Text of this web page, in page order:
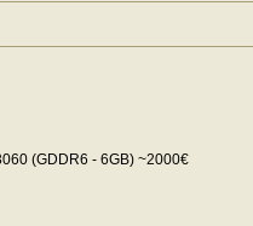
(GDDR6 - 6GB) ~2000€